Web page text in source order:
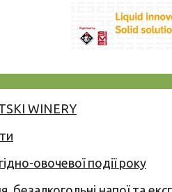
WINERY
овочевої події року